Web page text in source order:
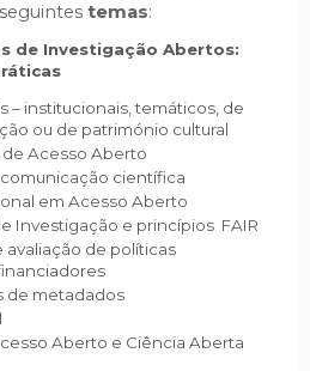
temas:
de Investigação Abertos:
– institucionais, temáticos, de
ou de património cultural
Acesso Aberto
científica
em Acesso Aberto
Investigação e princípios FAIR
avaliação de políticas
de metadados
Aberto e Ciência Aberta